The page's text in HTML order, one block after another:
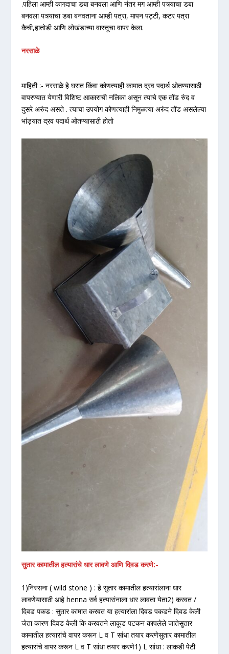
.पहिला आम्ही कागदाचा डबा बनवला आणि नंतर मग आम्ही पत्र्याचा डबा
बनवला पत्र्याचा डबा बनवताना आम्ही पत्रा, मापन पट्टी, कटर पत्रा
कैची,हातोडी आणि लोखंडाच्या वास्तूचा वापर केला.
नरसाळे
माहिती :- नरसाळे हे घरात किंवा कोणत्याही कामात द्रव पदार्थ ओतण्यासाठी
वापरण्यात येणारी विशिष्ट आकाराची नलिका असून त्याचे एक तोंड रुंद व
दुसरे अरुंद असते . त्याचा उपयोग कोणत्याही निमुळत्या अरुंद तोंड असलेल्या
भांड्यात द्रव पदार्थ ओतण्यासाठी होतो
सुतार कामातील हत्यारांचे धार लावणे आणि दिवड करणे:-
1)निस्सना ( wild stone ) : हे सुतार कामातील हत्यारांलाना धार
लावणेयासाठी आहे henna सर्व हत्यारांनाला धार लावता येता2) करवत /
दिवड पकड : सुतार कामात करवत या हत्यारांला दिवड पकडने दिवड केली
जेता कारण दिवड केली कि करवतने लाकूड पटकन कापलेले जातेसुतार
कामातील हत्यारांचे वापर करून L व T सांधा तयार करणेसुतार कामातील
हत्यारांचे वापर करून L व T सांधा तयार करणे1) L सांधा : लाकडी पेटी